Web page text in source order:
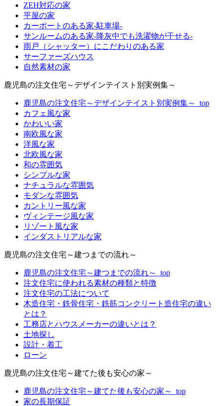
ZEH対応の家
平屋の家
カーポートのある家-駐車場-
サンルームのある家-降灰中でも洗濯物が干せる-
雨戸（シャッター）にこだわりのある家
サーファーズハウス
自然素材の家
鹿児島の注文住宅～デザインテイスト別実例集～
鹿児島の注文住宅～デザインテイスト別実例集～_top
カフェ風な家
かわいい家
南欧風な家
洋風な家
北欧風な家
和の雰囲気
シンプルな家
ナチュラルな雰囲気
モダンな雰囲気
カントリー風な家
ヴィンテージ風な家
リゾート風な家
インダストリアルな家
鹿児島の注文住宅～建つまでの流れ～
鹿児島の注文住宅～建つまでの流れ～_top
注文住宅に使われる素材の種類と特徴
注文住宅の工法について
木造住宅・鉄骨住宅・鉄筋コンクリート造住宅の違い
とは？
工務店とハウスメーカーの違いとは？
土地探し
設計・着工
ローン
鹿児島の注文住宅～建てた後も安心の家～
鹿児島の注文住宅～建てた後も安心の家～_top
家の長期保証